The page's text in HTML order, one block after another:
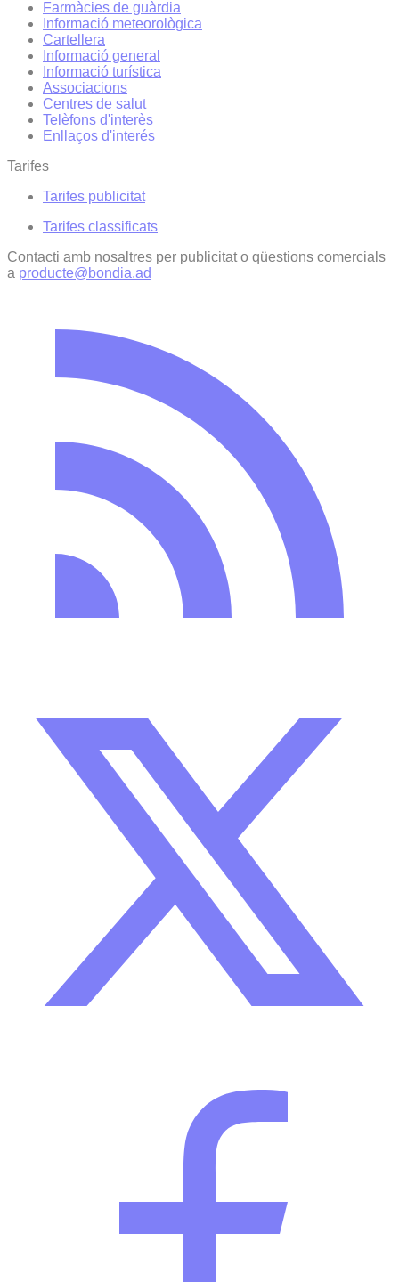
Farmàcies de guàrdia
Informació meteorològica
Cartellera
Informació general
Informació turística
Associacions
Centres de salut
Telèfons d'interès
Enllaços d'interés
Tarifes
Tarifes publicitat
Tarifes classificats
Contacti amb nosaltres per publicitat o qüestions comercials
a producte@bondia.ad